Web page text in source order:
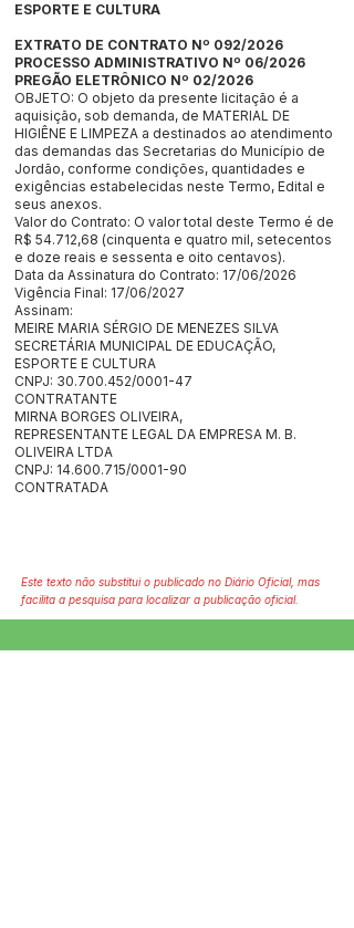
ESPORTE E CULTURA
EXTRATO DE CONTRATO Nº 092/2026
PROCESSO ADMINISTRATIVO Nº 06/2026
PREGÃO ELETRÔNICO Nº 02/2026
OBJETO: O objeto da presente licitação é a
aquisição, sob demanda, de MATERIAL DE
HIGIÊNE E LIMPEZA a destinados ao atendimento
das demandas das Secretarias do Município de
Jordão, conforme condições, quantidades e
exigências estabelecidas neste Termo, Edital e
seus anexos.
Valor do Contrato: O valor total deste Termo é de
R$ 54.712,68 (cinquenta e quatro mil, setecentos
e doze reais e sessenta e oito centavos).
Data da Assinatura do Contrato: 17/06/2026
Vigência Final: 17/06/2027
Assinam:
MEIRE MARIA SÉRGIO DE MENEZES SILVA
SECRETÁRIA MUNICIPAL DE EDUCAÇÃO,
ESPORTE E CULTURA
CNPJ: 30.700.452/0001-47
CONTRATANTE
MIRNA BORGES OLIVEIRA,
REPRESENTANTE LEGAL DA EMPRESA M. B.
OLIVEIRA LTDA
CNPJ: 14.600.715/0001-90
CONTRATADA
Este texto não substitui o publicado no Diário Oficial, mas
facilita a pesquisa para localizar a publicação oficial.